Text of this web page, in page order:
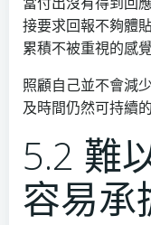
接要求回報不夠體
累積不被重視的感
照顧自己並不會減
及時間仍然可持續
5.2 難
容易承